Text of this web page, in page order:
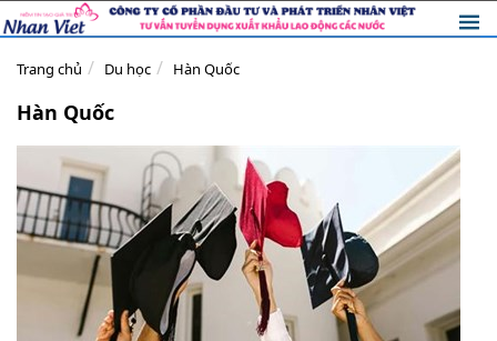
Trang chủ Du học Hàn Quốc
Hàn Quốc